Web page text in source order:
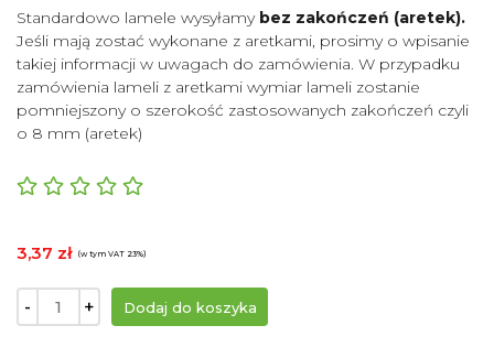
Standardowo lamele wysyłamy bez zakończeń (aretek).
Jeśli mają zostać wykonane z aretkami, prosimy o wpisanie
takiej informacji w uwagach do zamówienia. W przypadku
zamówienia lameli z aretkami wymiar lameli zostanie
pomniejszony o szerokość zastosowanych zakończeń czyli
o 8 mm (aretek)
3,37 zł (w tym VAT 23%)
- +